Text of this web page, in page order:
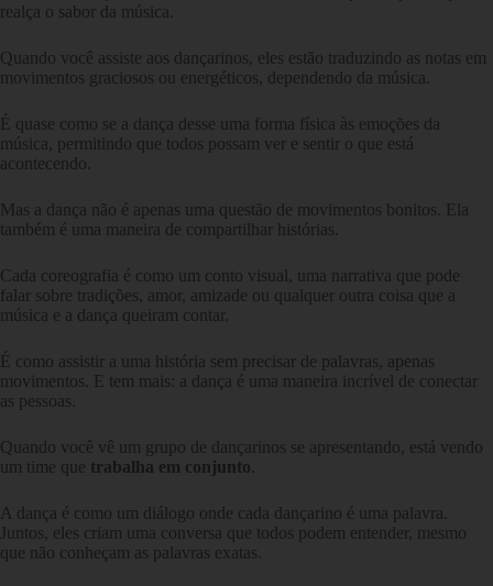
realça o sabor da música.
Quando você assiste aos dançarinos, eles estão traduzindo as notas em
movimentos graciosos ou energéticos, dependendo da música.
É quase como se a dança desse uma forma física às emoções da
música, permitindo que todos possam ver e sentir o que está
acontecendo.
Mas a dança não é apenas uma questão de movimentos bonitos. Ela
também é uma maneira de compartilhar histórias.
Cada coreografia é como um conto visual, uma narrativa que pode
falar sobre tradições, amor, amizade ou qualquer outra coisa que a
música e a dança queiram contar.
É como assistir a uma história sem precisar de palavras, apenas
movimentos. E tem mais: a dança é uma maneira incrível de conectar
as pessoas.
Quando você vê um grupo de dançarinos se apresentando, está vendo
um time que trabalha em conjunto
A dança é como um diálogo onde cada dançarino é uma palavra.
Juntos, eles criam uma conversa que todos podem entender, mesmo
que não conheçam as palavras exatas.